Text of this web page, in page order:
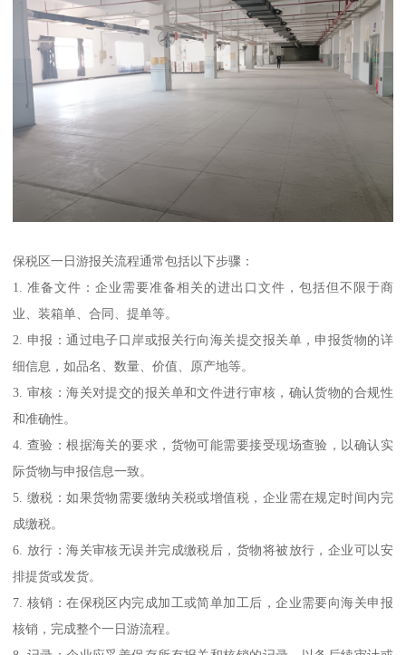
保税区一日游报关流程通常包括以下步骤：
1. 准备文件：企业需要准备相关的进出口文件，包括但不限于商
业、装箱单、合同、提单等。
2. 申报：通过电子口岸或报关行向海关提交报关单，申报货物的详
细信息，如品名、数量、价值、原产地等。
3. 审核：海关对提交的报关单和文件进行审核，确认货物的合规性
和准确性。
4. 查验：根据海关的要求，货物可能需要接受现场查验，以确认实
际货物与申报信息一致。
5. 缴税：如果货物需要缴纳关税或增值税，企业需在规定时间内完
成缴税。
6. 放行：海关审核无误并完成缴税后，货物将被放行，企业可以安
排提货或发货。
7. 核销：在保税区内完成加工或简单加工后，企业需要向海关申报
核销，完成整个一日游流程。